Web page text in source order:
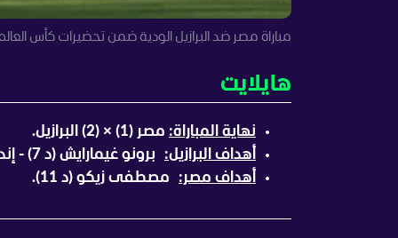
مباراة مصر ضد البرازيل الودية ضمن تحضيرات كأس العالم
هايلايت
نهاية المباراة: مصر (1) × (2) البرازيل.
أهداف البرازيل: برونو غيمارايش (د 7) - إندريك (د 52).
أهداف مصر: مصطفى زيكو (د 11).